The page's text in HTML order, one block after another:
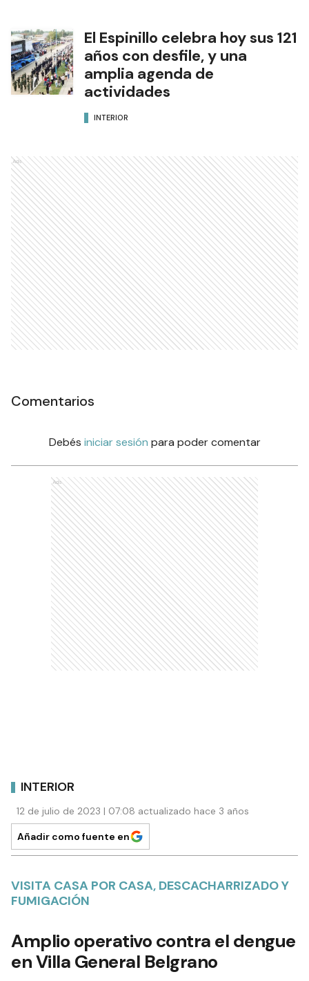
El Espinillo celebra hoy sus 121
años con desfile, y una
amplia agenda de
actividades
INTERIOR
Ads
Comentarios
Debés iniciar sesión para poder comentar
Ads
INTERIOR
12 de julio de 2023 | 07:08 actualizado hace 3 años
Añadir como fuente en
VISITA CASA POR CASA, DESCACHARRIZADO Y
FUMIGACIÓN
Amplio operativo contra el dengue
en Villa General Belgrano